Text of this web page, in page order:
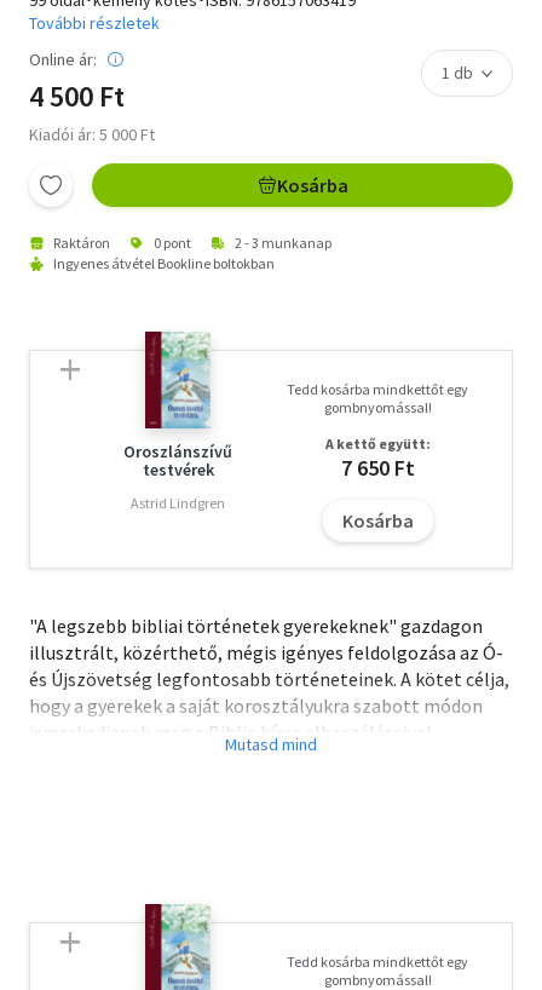
További részletek
Online ár:
4 500 Ft
Kiadói ár: 5 000 Ft
Kosárba
Raktáron 0 pont
2 - 3 munkanap
Ingyenes átvétel Bookline boltokban
Oroszlánszívű
testvérek
Astrid Lindgren
Tedd kosárba mindkettőt egy
gombnyomással!
A kettő együtt:
7 650 Ft
Kosárba
"A legszebb bibliai történetek gyerekeknek" gazdagon
illusztrált, közérthető, mégis igényes feldolgozása az Ó-
és Újszövetség legfontosabb történeteinek. A kötet célja,
hogy a gyerekek a saját korosztályukra szabott módon
ismerkedjenek meg a Biblia híres elbeszéléseivel,
miközben erkölcsi tanulságokat, kulturális hátteret és
alkotása.
A kötet 7-12 éves gyermekek számára készült, könnyen
érthető, élményszerű, irodalmi nyelvezettel.
Tedd kosárba mindkettőt egy
gombnyomással!